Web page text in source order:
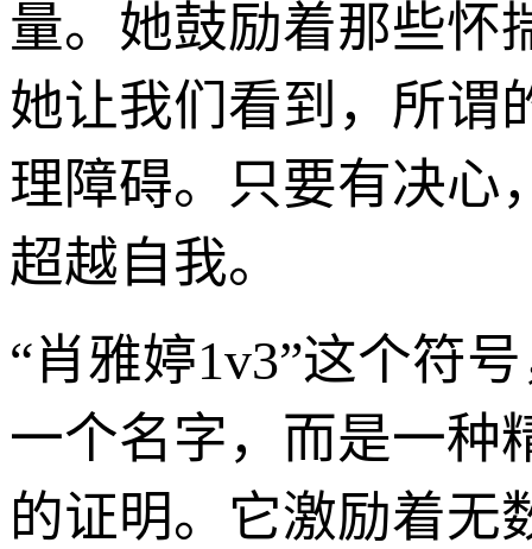
量。她鼓励着那些怀
她让我们看到，所谓
理障碍。只要有决心
超越自我。
“肖雅婷1v3”这个符
一个名字，而是一种
的证明。它激励着无